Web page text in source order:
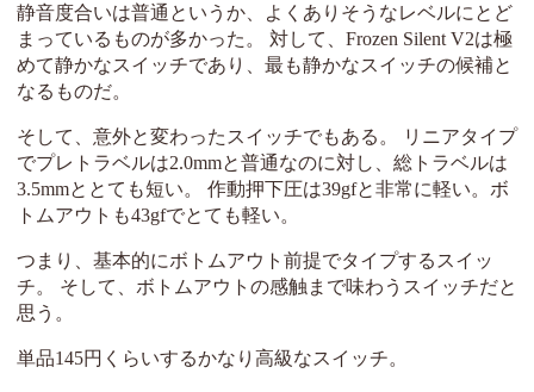
静音度合いは普通というか、よくありそうなレベルにとど
まっているものが多かった。 対して、Frozen Silent V2は極
めて静かなスイッチであり、最も静かなスイッチの候補と
なるものだ。
そして、意外と変わったスイッチでもある。 リニアタイプ
でプレトラベルは2.0mmと普通なのに対し、総トラベルは
3.5mmととても短い。 作動押下圧は39gfと非常に軽い。ボ
トムアウトも43gfでとても軽い。
つまり、基本的にボトムアウト前提でタイプするスイッ
チ。 そして、ボトムアウトの感触まで味わうスイッチだと
思う。
単品145円くらいするかなり高級なスイッチ。